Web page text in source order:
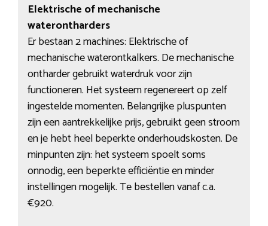
Elektrische of mechanische
waterontharders
Er bestaan 2 machines: Elektrische of
mechanische waterontkalkers. De mechanische
ontharder gebruikt waterdruk voor zijn
functioneren. Het systeem regenereert op zelf
ingestelde momenten. Belangrijke pluspunten
zijn een aantrekkelijke prijs, gebruikt geen stroom
en je hebt heel beperkte onderhoudskosten. De
minpunten zijn: het systeem spoelt soms
onnodig, een beperkte efficiëntie en minder
instellingen mogelijk. Te bestellen vanaf c.a.
€920.